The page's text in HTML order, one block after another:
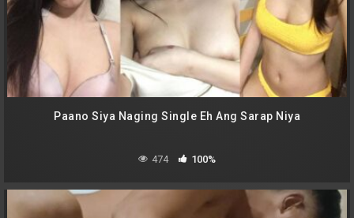
Paano Siya Naging Single Eh Ang Sarap Niya
474 100%